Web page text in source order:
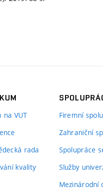
na VUT
rada
kvality
Firemní
Zahraniční
Spolupráce
Služby
Mezinárodní